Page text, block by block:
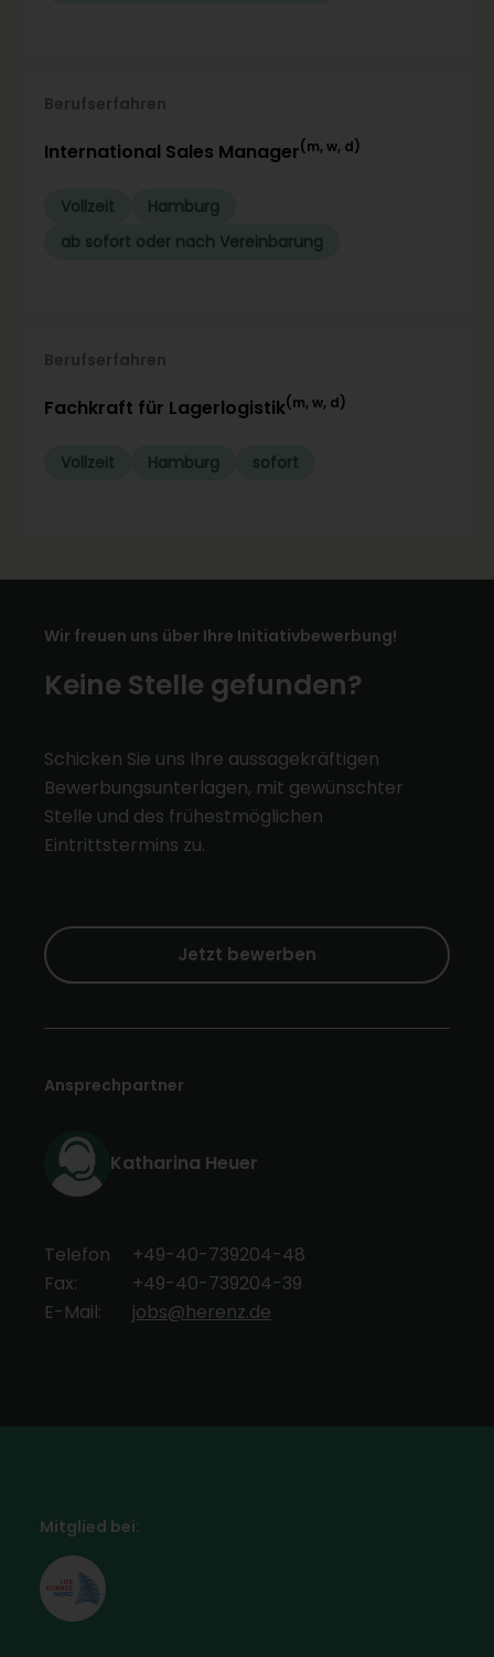
Berufserfahren
International Sales Manager(m, w, d)
Vollzeit
Hamburg
ab sofort oder nach Vereinbarung
Berufserfahren
Fachkraft für Lagerlogistik(m, w, d)
Vollzeit Hamburg sofort
Wir freuen uns über Ihre Initiativbewerbung!
Keine Stelle gefunden?
Schicken Sie uns Ihre aussagekräftigen
Bewerbungsunterlagen, mit gewünschter
Stelle und des frühestmöglichen
Eintrittstermins zu.
Jetzt bewerben
Ansprechpartner
Katharina Heuer
Telefon
+49-40-739204-48
Fax:
+49-40-739204-39
E-Mail:
jobs@herenz.de
Mitglied bei: